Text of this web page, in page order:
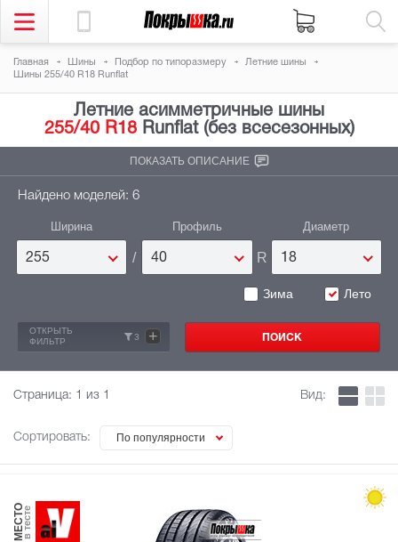
Главная Шины Подбор по типоразмеру
Летние шины
Шины 255/40 R18 Runflat
Летние асимметричные шины
255/40 R18Runflat (без всесезонных)
ПОКАЗАТЬ ОПИСАНИЕ
Найдено моделей: 6
Ширина
255 /
Профиль
40 R
Диаметр
18
Зима Лето
ОТКРЫТЬ
ФИЛЬТР
3 +
Страница: 1 из 1
Сортировать: По популярности
Вид:
МЕСТОв тесте